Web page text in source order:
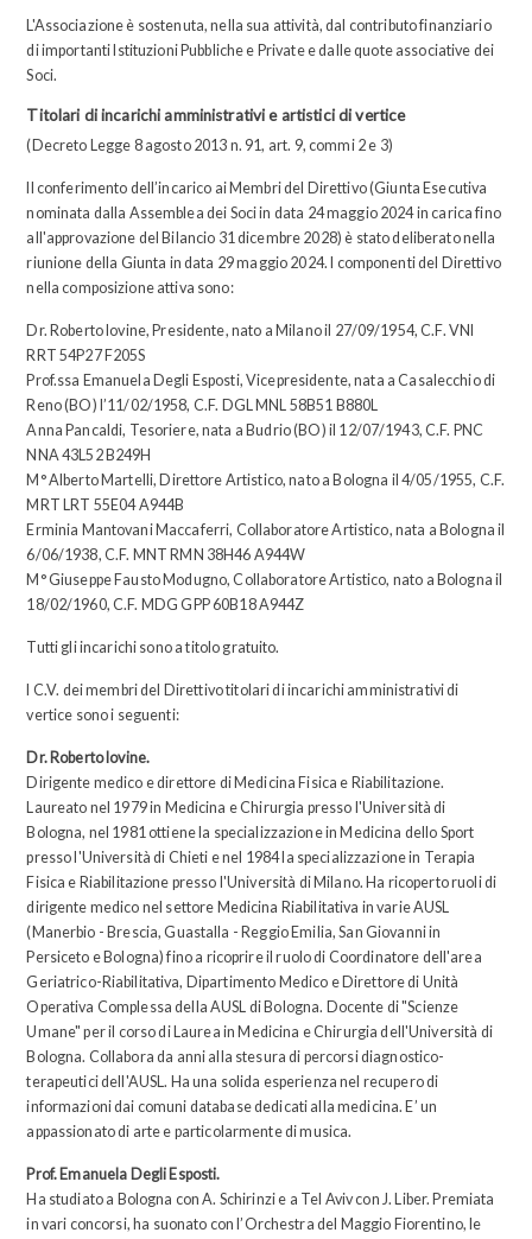
L'Associazione è sostenuta, nella sua attività, dal contributo finanziario
di importanti Istituzioni Pubbliche e Private e dalle quote associative dei
Soci.
Titolari di incarichi amministrativi e artistici di vertice
(Decreto Legge 8 agosto 2013 n. 91, art. 9, commi 2 e 3)
Il conferimento dell’incarico ai Membri del Direttivo (Giunta Esecutiva
nominata dalla Assemblea dei Soci in data 24 maggio 2024 in carica fino
all'approvazione del Bilancio 31 dicembre 2028) è stato deliberato nella
riunione della Giunta in data 29 maggio 2024. I componenti del Direttivo
nella composizione attiva sono:
Dr. Roberto Iovine, Presidente, nato a Milano il 27/09/1954, C.F. VNI
RRT 54P27 F205S
Prof.ssa Emanuela Degli Esposti, Vicepresidente, nata a Casalecchio di
Reno (BO) l’11/02/1958, C.F. DGL MNL 58B51 B880L
Anna Pancaldi, Tesoriere, nata a Budrio (BO) il 12/07/1943, C.F. PNC
NNA 43L52 B249H
M° Alberto Martelli, Direttore Artistico, nato a Bologna il 4/05/1955, C.F.
MRT LRT 55E04 A944B
Erminia Mantovani Maccaferri, Collaboratore Artistico, nata a Bologna il
6/06/1938, C.F. MNT RMN 38H46 A944W
M° Giuseppe Fausto Modugno, Collaboratore Artistico, nato a Bologna il
18/02/1960, C.F. MDG GPP 60B18 A944Z
Tutti gli incarichi sono a titolo gratuito.
I C.V. dei membri del Direttivo titolari di incarichi amministrativi di
vertice sono i seguenti:
Dr. Roberto Iovine.
Dirigente medico e direttore di Medicina Fisica e Riabilitazione.
Laureato nel 1979 in Medicina e Chirurgia presso l'Università di
Bologna, nel 1981 ottiene la specializzazione in Medicina dello Sport
presso l'Università di Chieti e nel 1984 la specializzazione in Terapia
Fisica e Riabilitazione presso l'Università di Milano. Ha ricoperto ruoli di
dirigente medico nel settore Medicina Riabilitativa in varie AUSL
(Manerbio - Brescia, Guastalla - Reggio Emilia, San Giovanni in
Persiceto e Bologna) fino a ricoprire il ruolo di Coordinatore dell'area
Geriatrico-Riabilitativa, Dipartimento Medico e Direttore di Unità
Operativa Complessa della AUSL di Bologna. Docente di "Scienze
Umane" per il corso di Laurea in Medicina e Chirurgia dell'Università di
Bologna. Collabora da anni alla stesura di percorsi diagnostico-
terapeutici dell'AUSL. Ha una solida esperienza nel recupero di
informazioni dai comuni database dedicati alla medicina. E’ un
appassionato di arte e particolarmente di musica.
Prof. Emanuela Degli Esposti.
Ha studiato a Bologna con A. Schirinzi e a Tel Aviv con J. Liber. Premiata
in vari concorsi, ha suonato con l’Orchestra del Maggio Fiorentino, le